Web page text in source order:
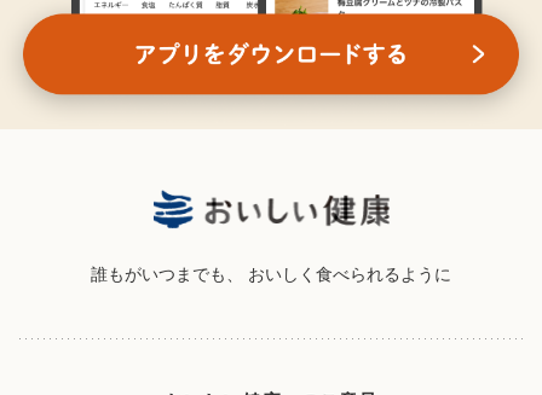
誰もがいつまでも、 おいしく食べられるように